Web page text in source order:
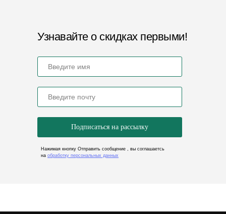
Узнавайте о скидках первыми!
Подписаться на рассылку
Нажимая кнопку Отправить сообщение , вы соглашаетсь
на обработку персональных данных
Пенза, ул. Рябова, 2А
Политика конфиденциальности
ООО «ФОТОН»
ИНН 5837084534